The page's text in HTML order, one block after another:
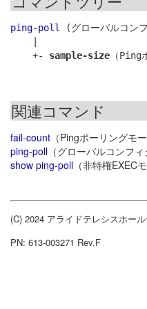
ping-poll
(グローバルコン
    +-
sample-size
関連コマンド
fail-count （Pingポーリングモー
ping-poll （グローバルコンフィ
show ping-poll （非特権EXEC
(C) 2024 アライドテレシスホー
PN: 613-003271 Rev.F